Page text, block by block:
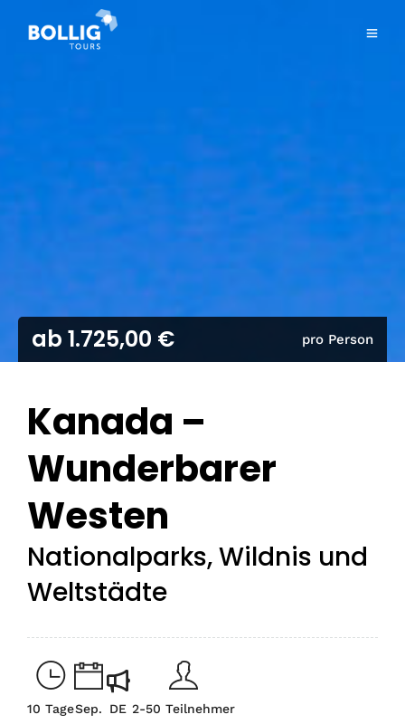
ab 1.725,00 € pro Person
Kanada –
Wunderbarer
Westen
Nationalparks, Wildnis und
Weltstädte
10 TageSep. DE 2-50 Teilnehmer